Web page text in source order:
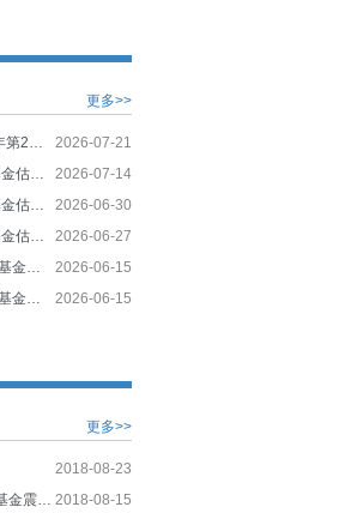
更多>>
2026-07-21
华夏基金管理有限公司旗下部分基金2026年第2季度报告提示性公告
2026-07-14
华夏基金管理有限公司关于旗下证券投资基金估值调整情况的公告
2026-06-30
华夏基金管理有限公司关于旗下证券投资基金估值调整情况的公告
2026-06-27
华夏基金管理有限公司关于旗下证券投资基金估值调整情况的公告
2026-06-15
华夏创业板200交易型开放式指数证券投资基金发起式联接基金基金合同
2026-06-15
华夏创业板200交易型开放式指数证券投资基金发起式联接基金托管协议
更多>>
2018-08-23
2018-08-15
公募基金周度报告:养老目标基金获批,权益基金震荡反弹